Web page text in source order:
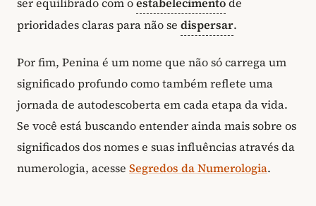
prioridades claras para não se dispersar.
Por fim, Penina é um nome que não só carrega um
significado profundo como também reflete uma
jornada de autodescoberta em cada etapa da vida.
Se você está buscando entender ainda mais sobre os
significados dos nomes e suas influências através da
numerologia, acesse Segredos da Numerologia.